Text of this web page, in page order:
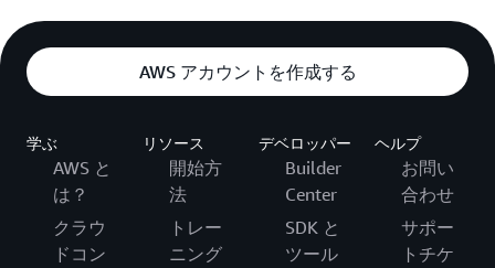
AWS アカウントを作成する
学ぶ
AWS と
は？
クラウ
ドコン
リソース
開始方
法
トレー
ニング
デベロッパー
Builder
Center
SDK と
ツール
ヘルプ
お問い
合わせ
サポー
トチケ